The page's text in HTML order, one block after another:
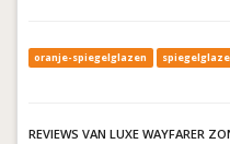
oranje-spiegelglazen
REVIEWS VAN LUXE WAYFARER